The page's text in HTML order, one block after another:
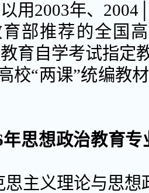
用2003年、
育部推荐的全国
育自学考试指定
省区高校
年思想政治教育
主义理论与思想